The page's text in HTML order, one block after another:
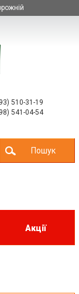
510-31-19
541-04-54
Пошук
Акції